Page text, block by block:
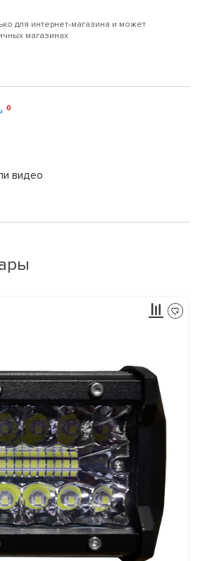
для интернет-магазина и может
магазинах
видео